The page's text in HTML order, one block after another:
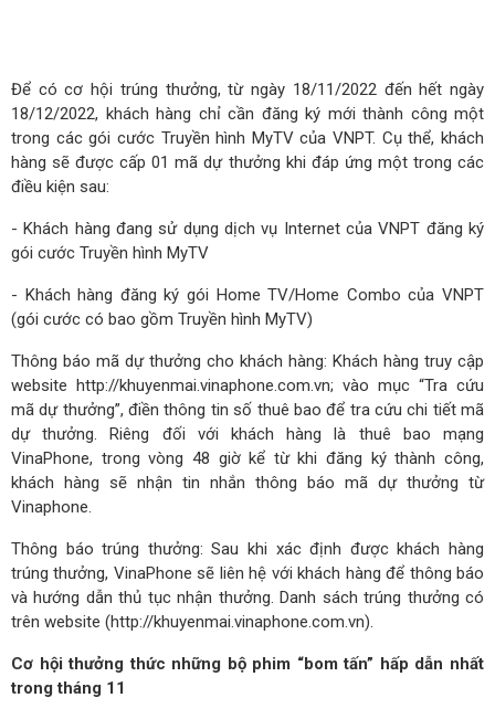
Để có cơ hội trúng thưởng, từ ngày 18/11/2022 đến hết ngày
18/12/2022, khách hàng chỉ cần đăng ký mới thành công một
trong các gói cước Truyền hình MyTV của VNPT. Cụ thể, khách
hàng sẽ được cấp 01 mã dự thưởng khi đáp ứng một trong các
điều kiện sau:
- Khách hàng đang sử dụng dịch vụ Internet của VNPT đăng ký
gói cước Truyền hình MyTV
- Khách hàng đăng ký gói Home TV/Home Combo của VNPT
(gói cước có bao gồm Truyền hình MyTV)
Thông báo mã dự thưởng cho khách hàng: Khách hàng truy cập
website http://khuyenmai.vinaphone.com.vn; vào mục “Tra cứu
mã dự thưởng”, điền thông tin số thuê bao để tra cứu chi tiết mã
dự thưởng. Riêng đối với khách hàng là thuê bao mạng
VinaPhone, trong vòng 48 giờ kể từ khi đăng ký thành công,
khách hàng sẽ nhận tin nhắn thông báo mã dự thưởng từ
Vinaphone.
Thông báo trúng thưởng: Sau khi xác định được khách hàng
trúng thưởng, VinaPhone sẽ liên hệ với khách hàng để thông báo
và hướng dẫn thủ tục nhận thưởng. Danh sách trúng thưởng có
trên website (http://khuyenmai.vinaphone.com.vn).
Cơ hội thưởng thức những bộ phim “bom tấn” hấp dẫn nhất
trong tháng 11